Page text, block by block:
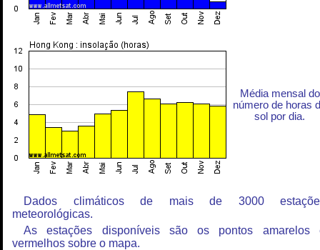
Média mensal do
número de horas
sol por dia.
Dados climáticos de mais de 3000
meteorológicas.
As estações disponíveis são os pontos amarelos
vermelhos sobre o mapa.